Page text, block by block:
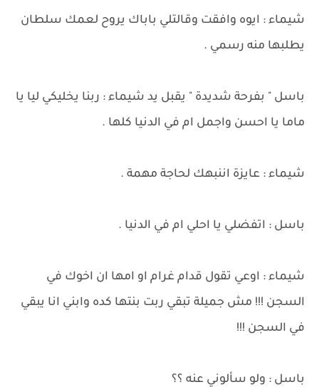
شيماء : ايوه وافقت وقالتلي باباك يروح لعمك سلطان
يطلبها منه رسمي .
باسل " بفرحة شديدة " يقبل يد شيماء : ربنا يخليكي ليا يا
ماما يا احسن واجمل ام في الدنيا كلها .
شيماء : عايزة اننبهك لحاجة مهمة .
باسل : اتفضلي يا احلي ام في الدنيا .
شيماء : اوعي تقول قدام غرام او امها ان اخوك في
السجن !!! مش جميلة تبقي ربت بنتها كده وابني انا يبقي
في السجن !!!
باسل : ولو سألوني عنه ؟؟